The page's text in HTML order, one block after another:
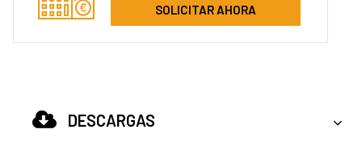
SOLICITAR AHORA
DESCARGAS